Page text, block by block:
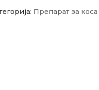
Препарат за коса